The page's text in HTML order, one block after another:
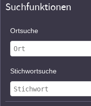
Suchfunktionen
Ortsuche
Stichwortsuche